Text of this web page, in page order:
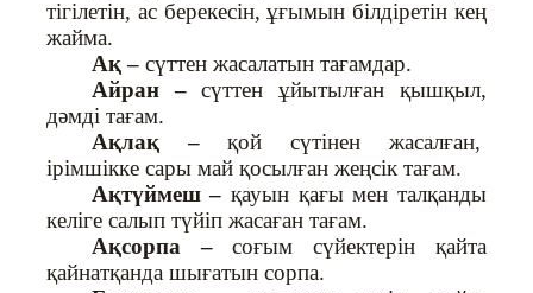
тігілетін, ас берекесін, ұғымын білдіретін кең
жайма.
Ақ – сүттен жасалатын тағамдар.
Айран –сүттен ұйытылған қышқыл,
дәмді тағам.
Ақлақ –қой сүтінен жасалған,
ірімшікке сары май қосылған жеңсік тағам.
Ақтүймеш –қауын қағы мен талқанды
келіге салып түйіп жасаған тағам.
Ақсорпа –соғым сүйектерін қайта
қайнатқанда шығатын сорпа.